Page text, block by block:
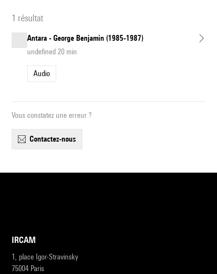
1 résultat
Antara - George Benjamin (1985-1987)
undefined 20 min
Audio
Vous constatez une erreur ?
contactez-nous
IRCAM
1, place Igor-Stravinsky
75004 Paris